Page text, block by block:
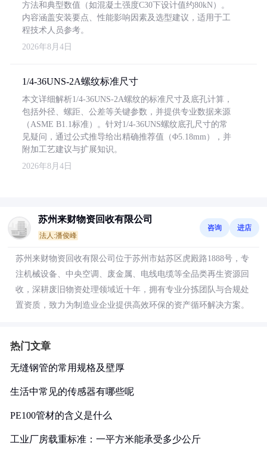
方法和典型数值（如混凝土强度C30下设计值约80kN）。
内容涵盖安装要点、性能影响因素及选型建议，适用于工
程技术人员参考。
2026年8月4日
1/4-36UNS-2A螺纹标准尺寸
本文详细解析1/4-36UNS-2A螺纹的标准尺寸及底孔计算，
包括外径、螺距、公差等关键参数，并提供专业数据来源
（ASME B1.1标准）。针对1/4-36UNS螺纹底孔尺寸的常
见疑问，通过公式推导给出精确推荐值（Φ5.18mm），并
附加工艺建议与扩展知识。
2026年8月4日
苏州来财物资回收有限公司
法人:潘俊峰
咨询 进店
苏州来财物资回收有限公司位于苏州市姑苏区虎殿路1888号，专
注机械设备、中央空调、废金属、电线电缆等全品类再生资源回
收，深耕废旧物资处理领域近十年，拥有专业分拣团队与合规处
置资质，致力为制造业企业提供高效环保的资产循环解决方案。
热门文章
无缝钢管的常用规格及壁厚
生活中常见的传感器有哪些呢
PE100管材的含义是什么
工业厂房载重标准：一平方米能承受多少公斤